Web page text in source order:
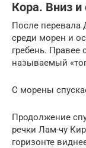
Кора. Вниз и
После перевала
среди морен и
гребень. Правее
называемый
С морены
Продолжение
речки Лам-чу
горизонте